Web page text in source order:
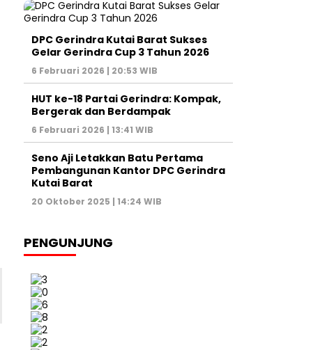
DPC Gerindra Kutai Barat Sukses
Gelar Gerindra Cup 3 Tahun 2026
6 Februari 2026 | 20:53 WIB
HUT ke-18 Partai Gerindra: Kompak,
Bergerak dan Berdampak
6 Februari 2026 | 13:41 WIB
Seno Aji Letakkan Batu Pertama
Pembangunan Kantor DPC Gerindra
Kutai Barat
20 Oktober 2025 | 14:24 WIB
PENGUNJUNG